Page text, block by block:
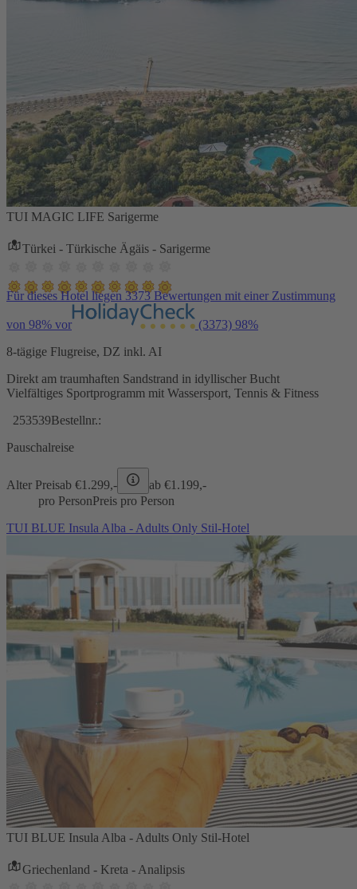
TUI MAGIC LIFE Sarigerme
Türkei - Türkische Ägäis - Sarigerme
Für dieses Hotel liegen 3373 Bewertungen mit einer Zustimmung
von 98% vor (3373) 98%
8-tägige Flugreise, DZ inkl. AI
Direkt am traumhaften Sandstrand in idyllischer Bucht
Vielfältiges Sportprogramm mit Wassersport, Tennis & Fitness
253539Bestellnr.:
Pauschalreise
Alter Preisab €1.299,- ab €1.199,-
pro PersonPreis pro Person
TUI BLUE Insula Alba - Adults Only Stil-Hotel
TUI BLUE Insula Alba - Adults Only Stil-Hotel
Griechenland - Kreta - Analipsis